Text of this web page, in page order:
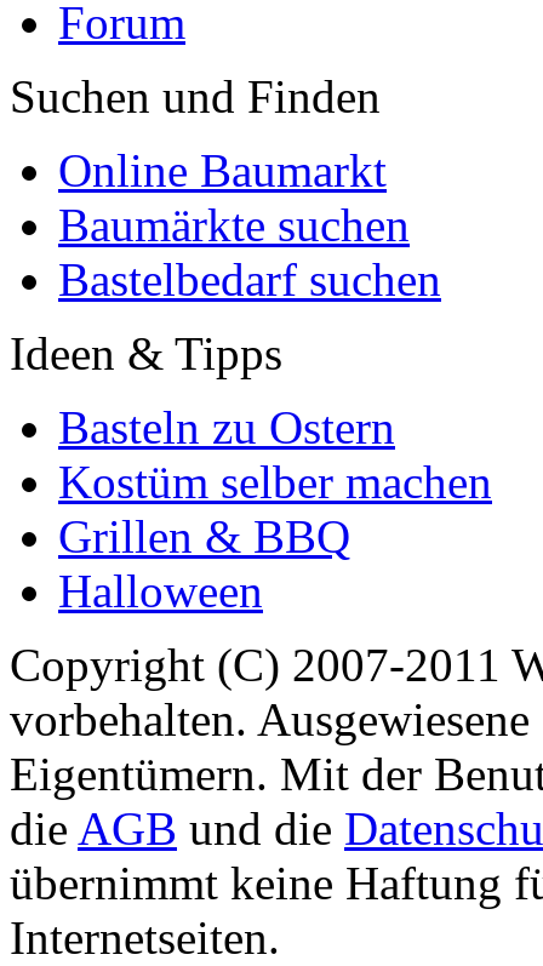
Forum
Suchen und Finden
Online Baumarkt
Baumärkte suchen
Bastelbedarf suchen
Ideen & Tipps
Basteln zu Ostern
Kostüm selber machen
Grillen & BBQ
Halloween
Copyright (C) 2007-2011
vorbehalten.
Eigentümern. Mit der
die AGB und die
übernimmt keine Haftung
Internetseiten.